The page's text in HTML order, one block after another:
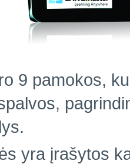
9 pamokos,
yra įrašytos